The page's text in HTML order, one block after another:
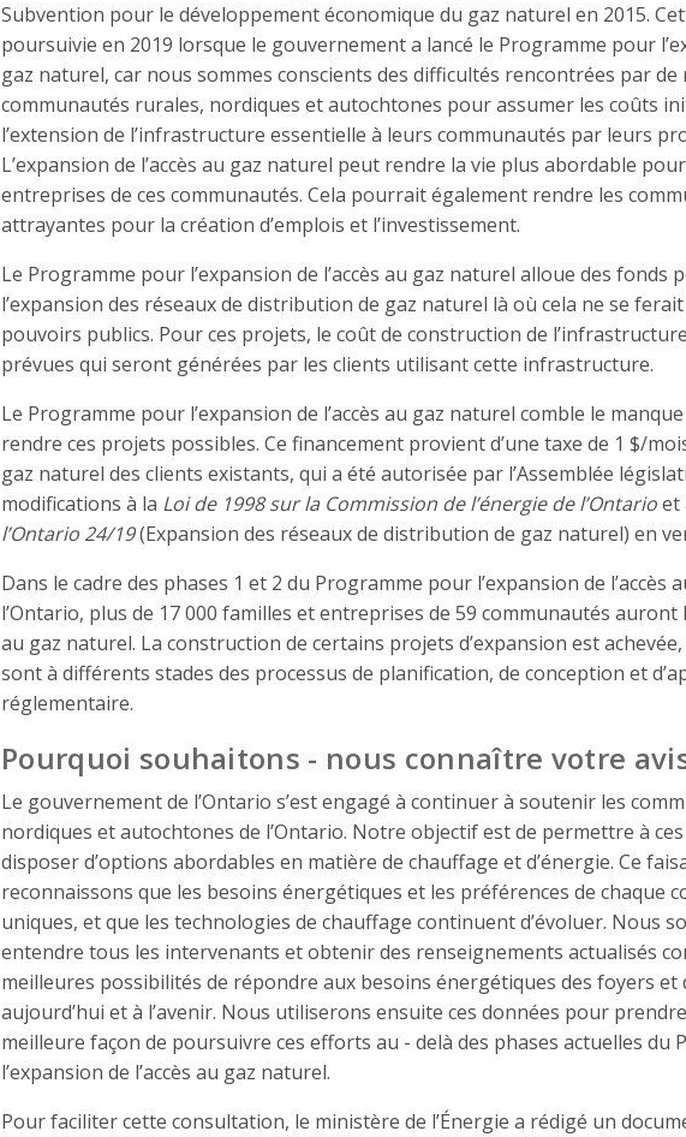
Subvention pour le développement économique du gaz naturel en 2015.
poursuivie en 2019 lorsque le gouvernement a lancé le Programme pour
gaz naturel, car nous sommes conscients des difficultés rencontrées par de
communautés rurales, nordiques et autochtones pour assumer les coûts
l’extension de l’infrastructure essentielle à leurs communautés par leurs
L’expansion de l’accès au gaz naturel peut rendre la vie plus abordable
entreprises de ces communautés. Cela pourrait également rendre les
attrayantes pour la création d’emplois et l’investissement.
Le Programme pour l’expansion de l’accès au gaz naturel alloue des fonds
l’expansion des réseaux de distribution de gaz naturel là où cela ne se ferait
pouvoirs publics. Pour ces projets, le coût de construction de
prévues qui seront générées par les clients utilisant cette infrastructure.
Le Programme pour l’expansion de l’accès au gaz naturel comble le
rendre ces projets possibles. Ce financement provient d’une taxe de 1 $/
gaz naturel des clients existants, qui a été autorisée par l’Assemblée
modifications à la Loi de 1998 sur la Commission de l’énergie de l’Ontarioet
l’Ontario 24/19(Expansion des réseaux de distribution de gaz naturel) en
Dans le cadre des phases 1 et 2 du Programme pour l’expansion de l’accès
l’Ontario, plus de 17 000 familles et entreprises de 59 communautés
au gaz naturel. La construction de certains projets d’expansion est
sont à différents stades des processus de planification, de conception et
réglementaire.
Pourquoi souhaitons - nous connaître votre
Le gouvernement de l’Ontario s’est engagé à continuer à soutenir les
nordiques et autochtones de l’Ontario. Notre objectif est de permettre à
disposer d’options abordables en matière de chauffage et d’énergie. Ce
reconnaissons que les besoins énergétiques et les préférences de chaque
uniques, et que les technologies de chauffage continuent d’évoluer. Nous
entendre tous les intervenants et obtenir des renseignements actualisés
meilleures possibilités de répondre aux besoins énergétiques des foyers et
aujourd’hui et à l’avenir. Nous utiliserons ensuite ces données pour
meilleure façon de poursuivre ces efforts au - delà des phases actuelles du
l’expansion de l’accès au gaz naturel.
Pour faciliter cette consultation, le ministère de l’Énergie a rédigé un